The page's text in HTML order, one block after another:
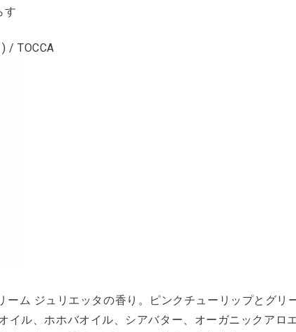
す
/ TOCCA
ーム ジュリエッタの香り。ピンクチューリップとグリ
イル、ホホバオイル、シアバター、オーガニックアロ